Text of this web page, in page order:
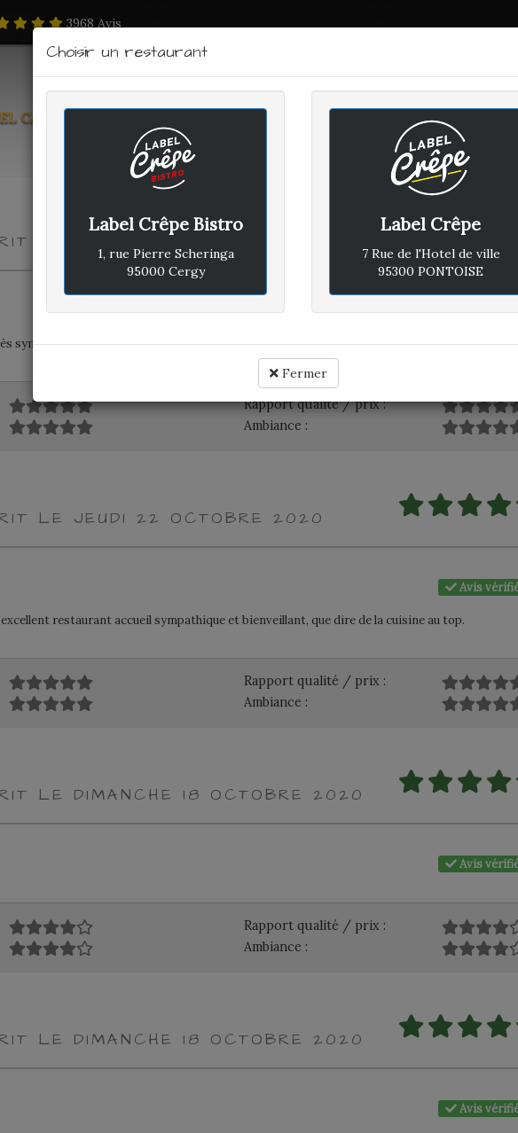
3968 Avis
LABEL CRÊPE - BISTRO
CARTE CONTACTEZ-
LE JEUDI 22 OCTOBRE 2020
Avis
sympa et un protocole sanitaire respecté. Nous avons passé une très agréable soirée en
Rapport qualité / prix :
Ambiance :
LE JEUDI 22 OCTOBRE 2020
Avis
restaurant accueil sympathique et bienveillant, que dire de la cuisine au top.
Rapport qualité / prix :
Ambiance :
LE DIMANCHE 18 OCTOBRE 2020
Avis
Rapport qualité / prix :
Ambiance :
LE DIMANCHE 18 OCTOBRE 2020
Avis
Choisir un restaurant
Label Crêpe Bistro
1, rue Pierre Scheringa
95000 Cergy
Label Crêpe
7 Rue de l'Hotel de ville
95300 PONTOISE
Fermer